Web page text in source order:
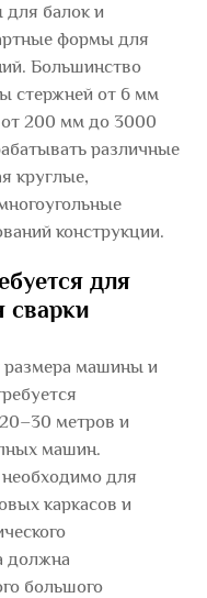
для балок и
формы для
Большинство
стержней от 6 мм
200 мм до 3000
различные
круглые,
конструкции.
для
сварки
размера машины и
метров и
машин.
для
каркасов и
должна
большого